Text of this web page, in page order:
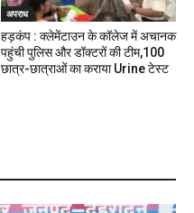
अपराध
हड़कंप : क्लेमेंटाउन के कॉलेज में अचानक
पहुंची पुलिस और डॉक्टरों की टीम,100
छात्र-छात्राओं का कराया Urine टेस्ट